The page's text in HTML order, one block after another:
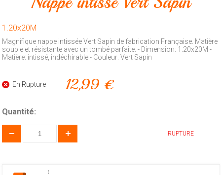
Animalerie
Outillage
Produits
ménagers
d'artifice
CONTACT
1.20x20M
Magnifique nappe intissée Vert Sapin de fabrication Française. Matière
souple et résistante avec un tombé parfaite. - Dimension: 1.20x20M -
Matière: intissé, indéchirable - Couleur: Vert Sapin
En Rupture 12,99 €
Quantité:
RUPTURE